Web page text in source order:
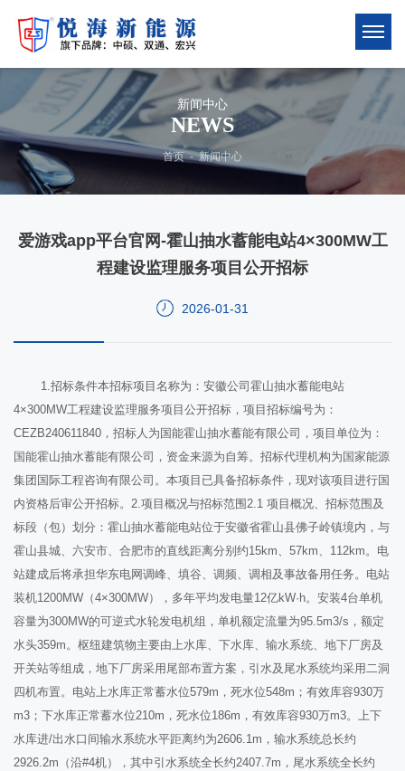
新闻中心
NEWS
首页 - 新闻中心
爱游戏app平台官网-霍山抽水蓄能电站4×300MW工
程建设监理服务项目公开招标
2026-01-31
1.招标条件本招标项目名称为：安徽公司霍山抽水蓄能电站
4×300MW工程建设监理服务项目公开招标，项目招标编号为：
CEZB240611840，招标人为国能霍山抽水蓄能有限公司，项目单位为：
国能霍山抽水蓄能有限公司，资金来源为自筹。招标代理机构为国家能源
集团国际工程咨询有限公司。本项目已具备招标条件，现对该项目进行国
内资格后审公开招标。2.项目概况与招标范围2.1 项目概况、招标范围及
标段（包）划分：霍山抽水蓄能电站位于安徽省霍山县佛子岭镇境内，与
霍山县城、六安市、合肥市的直线距离分别约15km、57km、112km。电
站建成后将承担华东电网调峰、填谷、调频、调相及事故备用任务。电站
装机1200MW（4×300MW），多年平均发电量12亿kW·h。安装4台单机
容量为300MW的可逆式水轮发电机组，单机额定流量为95.5m3/s，额定
水头359m。枢纽建筑物主要由上水库、下水库、输水系统、地下厂房及
开关站等组成，地下厂房采用尾部布置方案，引水及尾水系统均采用二洞
四机布置。电站上水库正常蓄水位579m，死水位548m；有效库容930万
m3；下水库正常蓄水位210m，死水位186m，有效库容930万m3。上下
水库进/出水口间输水系统水平距离约为2606.1m，输水系统总长约
2926.2m（沿#4机），其中引水系统全长约2407.7m，尾水系统全长约